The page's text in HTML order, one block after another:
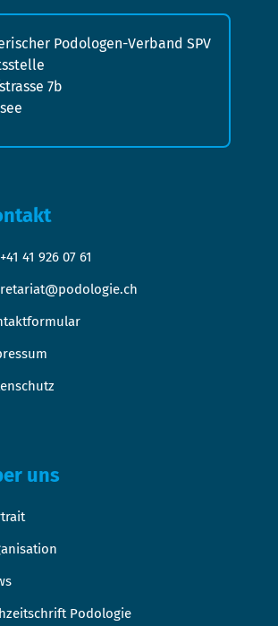
uns
Podologie
41 926 07 61
Podologen-Verband SPV
7b